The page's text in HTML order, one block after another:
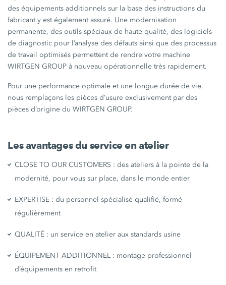
des équipements additionnels sur la base des instructions du
fabricant y est également assuré. Une modernisation
permanente, des outils spéciaux de haute qualité, des logiciels
de diagnostic pour l’analyse des défauts ainsi que des processus
de travail optimisés permettent de rendre votre machine
WIRTGEN GROUP à nouveau opérationnelle très rapidement.
Pour une performance optimale et une longue durée de vie,
nous remplaçons les pièces d’usure exclusivement par des
pièces d’origine du WIRTGEN GROUP.
Les avantages du service en atelier
CLOSE TO OUR CUSTOMERS : des ateliers à la pointe de la
modernité, pour vous sur place, dans le monde entier
EXPERTISE : du personnel spécialisé qualifié, formé
régulièrement
QUALITÉ : un service en atelier aux standards usine
ÉQUIPEMENT ADDITIONNEL : montage professionnel
d’équipements en retrofit